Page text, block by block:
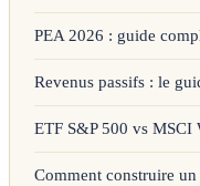
PEA 2026 : guide
Revenus passifs : le
ETF S&P 500 vs
Comment construire